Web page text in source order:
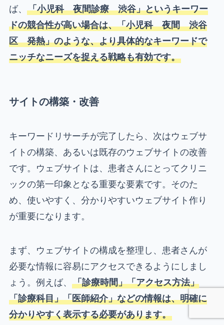
ば、 「小児科 夜間診療 渋谷」というキーワー
ドの競合性が高い場合は、「小児科 夜間 渋谷
区 発熱」のような、より具体的なキーワードで
ニッチなニーズを捉える戦略も有効です。
サイトの構築・改善
キーワードリサーチが完了したら、次はウェブサ
イトの構築、あるいは既存のウェブサイトの改善
です。ウェブサイトは、患者さんにとってクリニ
ックの第一印象となる重要な要素です。そのた
め、使いやすく、分かりやすいウェブサイト作り
が重要になります。
まず、ウェブサイトの構成を整理し、患者さんが
必要な情報に容易にアクセスできるようにしまし
ょう。例えば、 「診療時間」「アクセス方法」
「診療科目」「医師紹介」などの情報は、明確に
分かりやすく表示する必要があります。